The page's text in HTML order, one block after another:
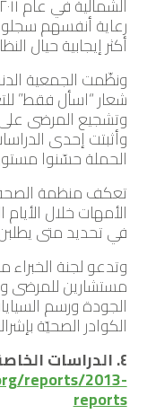
رعاية أنفسهم
أكثر إيجابية حيال
ونظّمت الجمعية
شعار “اسأل فقط”
وتشجيع المرضى
الحملة حسّنوا
تعكف منظمة
الأمهات خلال
في تحديد متى
وتدعو لجنة
مستشارين للمرضى
الجودة ورسم
الكوادر الصحيّة
٤. الدراسات الخاصة بالمنتديات موجودة على:
reports/2013-
reports